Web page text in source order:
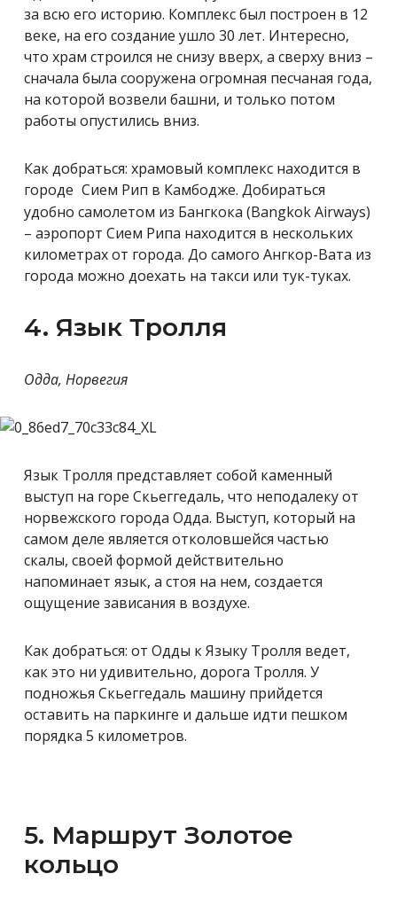
за всю его историю. Комплекс был построен в 12
веке, на его создание ушло 30 лет. Интересно,
что храм строился не снизу вверх, а сверху вниз –
сначала была сооружена огромная песчаная года,
на которой возвели башни, и только потом
работы опустились вниз.
Как добраться: храмовый комплекс находится в
городе Сием Рип в Камбодже. Добираться
удобно самолетом из Бангкока (Bangkok Airways)
– аэропорт Сием Рипа находится в нескольких
километрах от города. До самого Ангкор-Вата из
города можно доехать на такси или тук-туках.
4. Язык Тролля
Одда, Норвегия
Язык Тролля представляет собой каменный
выступ на горе Скьеггедаль, что неподалеку от
норвежского города Одда. Выступ, который на
самом деле является отколовшейся частью
скалы, своей формой действительно
напоминает язык, а стоя на нем, создается
ощущение зависания в воздухе.
Как добраться: от Одды к Языку Тролля ведет,
как это ни удивительно, дорога Тролля. У
подножья Скьеггедаль машину прийдется
оставить на паркинге и дальше идти пешком
порядка 5 километров.
5. Маршрут Золотое
кольцо